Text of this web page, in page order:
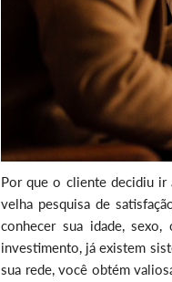
Por que o cliente decidiu ir
velha pesquisa de
conhecer sua idade,
investimento, já existem
sua rede, você obtém